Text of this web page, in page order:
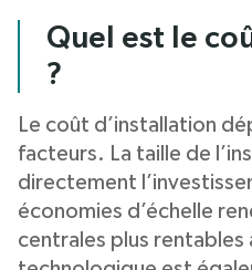
Quel est le
?
Le coût d’installation
facteurs. La taille de
directement
économies d’échelle
centrales plus